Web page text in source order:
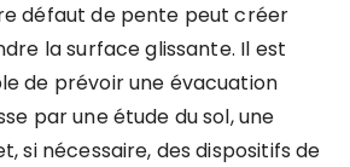
défaut de pente peut créer
la surface glissante. Il est
de prévoir une évacuation
par une étude du sol, une
si nécessaire, des dispositifs de